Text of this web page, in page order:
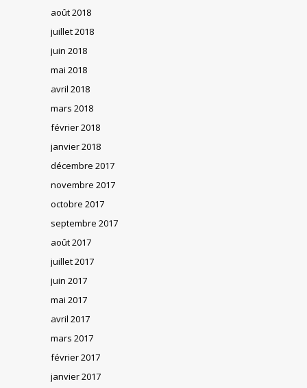
août 2018
juillet 2018
juin 2018
mai 2018
avril 2018
mars 2018
février 2018
janvier 2018
décembre 2017
novembre 2017
octobre 2017
septembre 2017
août 2017
juillet 2017
juin 2017
mai 2017
avril 2017
mars 2017
février 2017
janvier 2017